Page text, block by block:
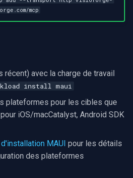
DirectShow
personnalisée
Zoom sur une image vidéo
Installation
mcp
récent) avec la charge de travail
install maui
plateformes pour les cibles que
iOS/macCatalyst, Android SDK
MAUI pour les détails
des plateformes